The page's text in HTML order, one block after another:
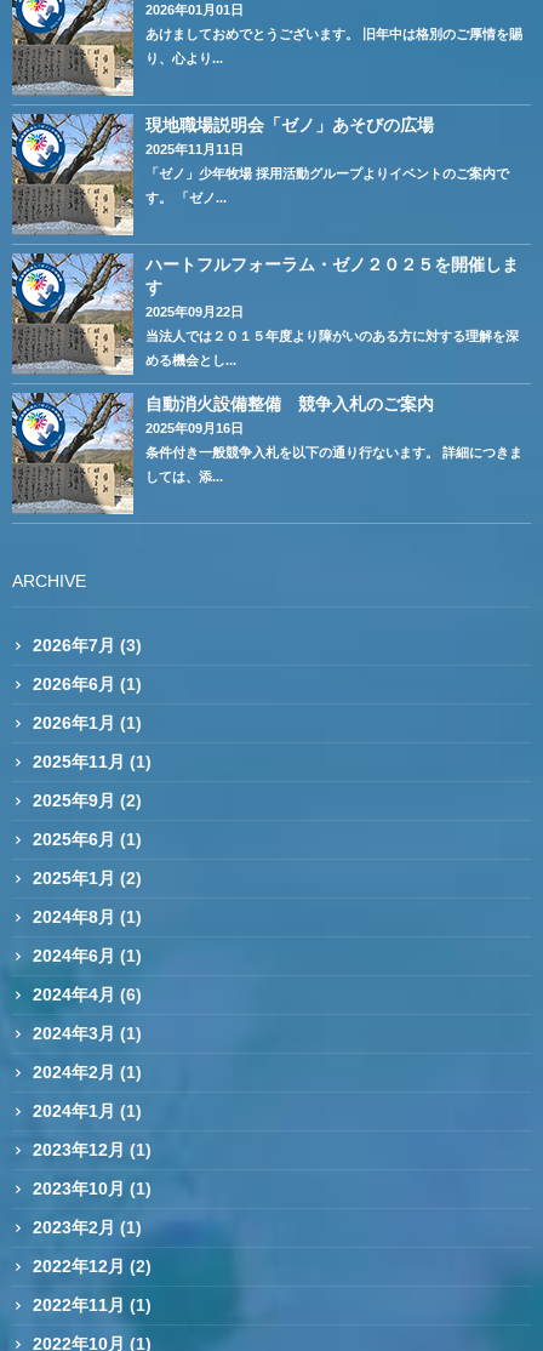
2026年01月01日
あけましておめでとうございます。 旧年中は格別のご厚情を賜
り、心より...
現地職場説明会「ゼノ」あそびの広場
2025年11月11日
「ゼノ」少年牧場 採用活動グループよりイベントのご案内で
す。 「ゼノ...
ハートフルフォーラム・ゼノ２０２５を開催しま
す
2025年09月22日
当法人では２０１５年度より障がいのある方に対する理解を深
める機会とし...
自動消火設備整備 競争入札のご案内
2025年09月16日
条件付き一般競争入札を以下の通り行ないます。 詳細につきま
しては、添...
ARCHIVE
2026年7月 (3)
2026年6月 (1)
2026年1月 (1)
2025年11月 (1)
2025年9月 (2)
2025年6月 (1)
2025年1月 (2)
2024年8月 (1)
2024年6月 (1)
2024年4月 (6)
2024年3月 (1)
2024年2月 (1)
2024年1月 (1)
2023年12月 (1)
2023年10月 (1)
2023年2月 (1)
2022年12月 (2)
2022年11月 (1)
2022年10月 (1)